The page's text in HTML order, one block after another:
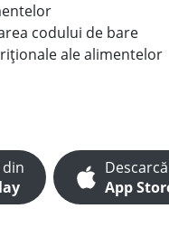
codului de bare
ale alimentelor
din
App